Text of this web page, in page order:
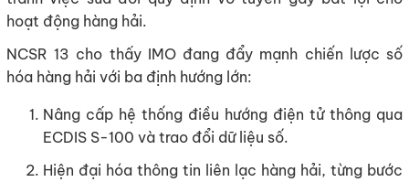
hoạt động hàng hải.
NCSR 13 cho thấy IMO đang đẩy mạnh chiến lược số
hóa hàng hải với ba định hướng lớn:
Nâng cấp hệ thống điều hướng điện tử thông qua
ECDIS S-100 và trao đổi dữ liệu số.
Hiện đại hóa thông tin liên lạc hàng hải, từng bước